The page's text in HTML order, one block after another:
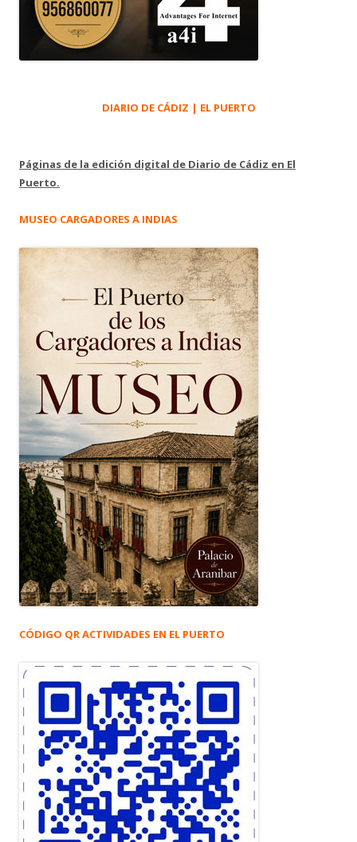
DIARIO DE CÁDIZ | EL PUERTO
Páginas de la edición digital de Diario de Cádiz en El
Puerto.
MUSEO CARGADORES A INDIAS
CÓDIGO QR ACTIVIDADES EN EL PUERTO